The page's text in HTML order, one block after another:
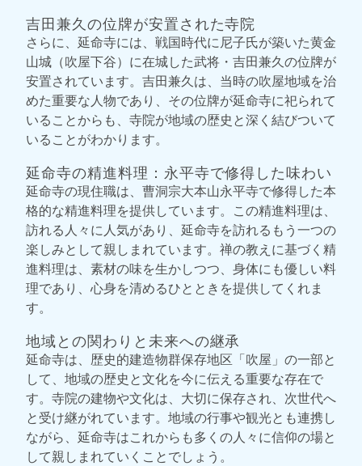
吉田兼久の位牌が安置された寺院
さらに、延命寺には、戦国時代に尼子氏が築いた黄金
山城（吹屋下谷）に在城した武将・吉田兼久の位牌が
安置されています。吉田兼久は、当時の吹屋地域を治
めた重要な人物であり、その位牌が延命寺に祀られて
いることからも、寺院が地域の歴史と深く結びついて
いることがわかります。
延命寺の精進料理：永平寺で修得した味わい
延命寺の現住職は、曹洞宗大本山永平寺で修得した本
格的な精進料理を提供しています。この精進料理は、
訪れる人々に人気があり、延命寺を訪れるもう一つの
楽しみとして親しまれています。禅の教えに基づく精
進料理は、素材の味を生かしつつ、身体にも優しい料
理であり、心身を清めるひとときを提供してくれま
す。
地域との関わりと未来への継承
延命寺は、歴史的建造物群保存地区「吹屋」の一部と
して、地域の歴史と文化を今に伝える重要な存在で
す。寺院の建物や文化は、大切に保存され、次世代へ
と受け継がれています。地域の行事や観光とも連携し
ながら、延命寺はこれからも多くの人々に信仰の場と
して親しまれていくことでしょう。